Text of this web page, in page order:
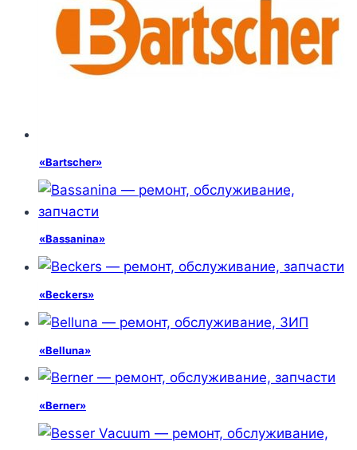
«Bartscher»
«Bassanina»
«Beckers»
«Belluna»
«Berner»